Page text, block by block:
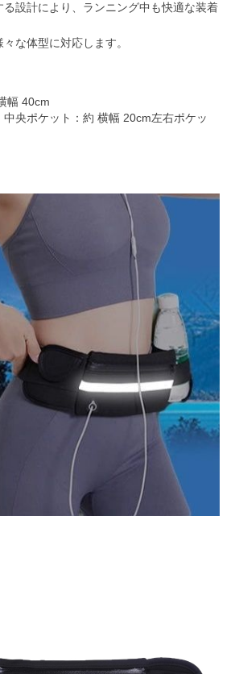
設計により、ランニング中も快適な装着
な体型に対応します。
幅 40cm
央ポケット：約 横幅 20cm左右ポケッ